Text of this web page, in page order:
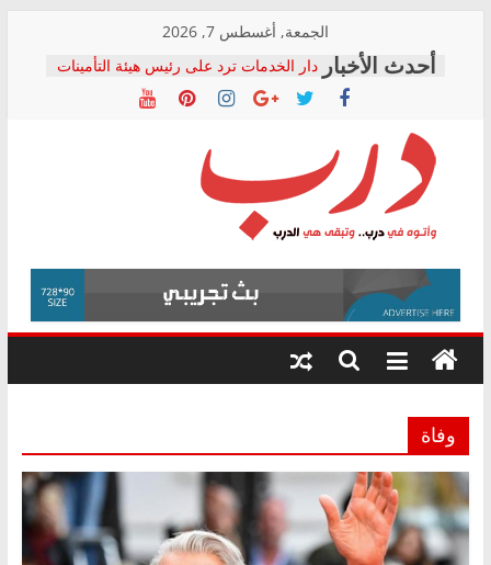
content
الجمعة, أغسطس 7, 2026
دار الخدمات ترد على رئيس هيئة التأمينات
بعد مؤتمره الصحفي: إنكار الأزمة لا ينهي
معاناة أصحاب المعاشات.. ونطالب بكشف
فرحات سليمان يكتب: القطاع الصحي إلى
أين؟
حزب التحالف الشعبي يطلق لجنة “الحق
في الصحة” بالإسكندرية لرصد الانتهاكات
ودعم المرضى
الوزاري لمدينة الصحفيين.. وانتهاء أعمال
إنشاء المبنى الإداري
المجلس القومي لحقوق الإنسان يعلن
متابعة قضية الدكتور محمد زهران.. ويؤكد:
قرينة البراءة وضمانات المحاكمة العادلة
درب
وأتوه
درب..
وتبقى
هي
وفاة